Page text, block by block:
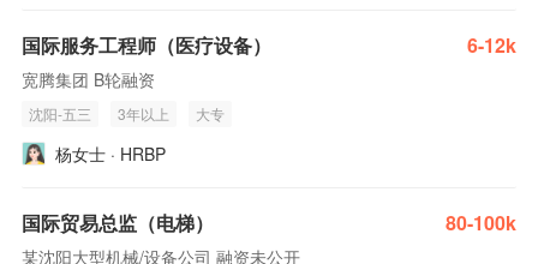
国际服务工程师（医疗设备） 6-12k
宽腾集团 B轮融资
沈阳-五三 3年以上 大专
杨女士 · HRBP
国际贸易总监（电梯） 80-100k
某沈阳大型机械/设备公司 融资未公开